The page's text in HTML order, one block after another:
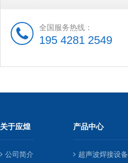
全国服务热线：
195 4281 2549
关于应煌
公司简介
产品中心
超声波焊接设备